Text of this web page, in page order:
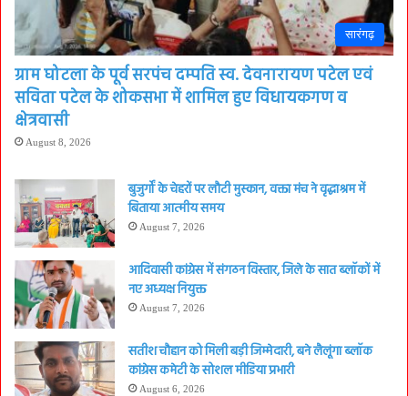
सारंगढ़
ग्राम घोटला के पूर्व सरपंच दम्पति स्व. देवनारायण पटेल एवं
सविता पटेल के शोकसभा में शामिल हुए विधायकगण व
क्षेत्रवासी
August 8, 2026
बुजुर्गों के चेहरों पर लौटी मुस्कान, वक्ता मंच ने वृद्धाश्रम में
बिताया आत्मीय समय
August 7, 2026
आदिवासी कांग्रेस में संगठन विस्तार, जिले के सात ब्लॉकों में
नए अध्यक्ष नियुक्त
August 7, 2026
सतीश चौहान को मिली बड़ी जिम्मेदारी, बने लैलूंगा ब्लॉक
कांग्रेस कमेटी के सोशल मीडिया प्रभारी
August 6, 2026